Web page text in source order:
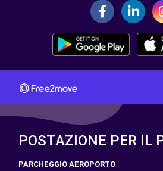
POSTAZIONE PER IL
PARCHEGGIO AEROPORTO